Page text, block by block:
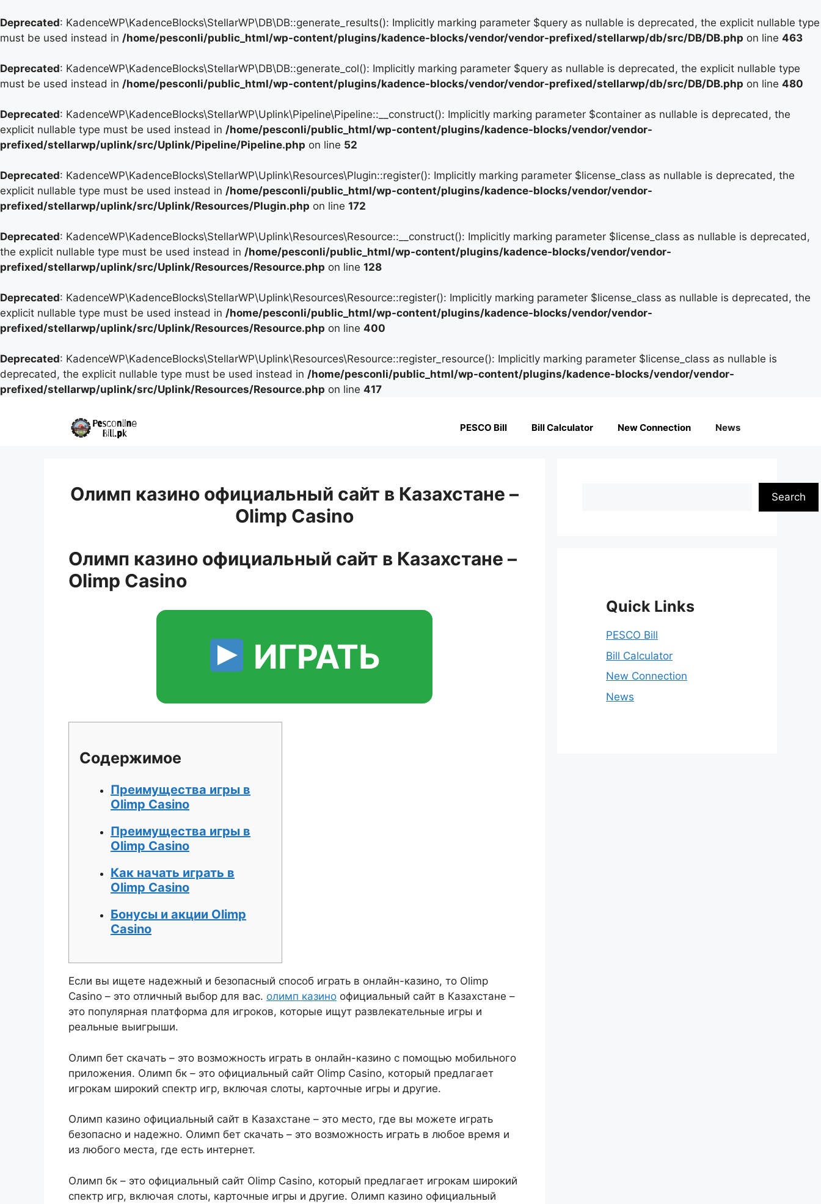
Deprecated: KadenceWP\KadenceBlocks\StellarWP\DB\DB::generate_results(): Implicitly marking parameter $query as nullable is deprecated, the explicit nullable type
must be used instead in /home/pesconli/public_html/wp-content/plugins/kadence-blocks/vendor/vendor-prefixed/stellarwp/db/src/DB/DB.php on line 463
Deprecated: KadenceWP\KadenceBlocks\StellarWP\DB\DB::generate_col(): Implicitly marking parameter $query as nullable is deprecated, the explicit nullable type
must be used instead in /home/pesconli/public_html/wp-content/plugins/kadence-blocks/vendor/vendor-prefixed/stellarwp/db/src/DB/DB.php on line 480
Deprecated: KadenceWP\KadenceBlocks\StellarWP\Uplink\Pipeline\Pipeline::__construct(): Implicitly marking parameter $container as nullable is deprecated, the
explicit nullable type must be used instead in /home/pesconli/public_html/wp-content/plugins/kadence-blocks/vendor/vendor-
prefixed/stellarwp/uplink/src/Uplink/Pipeline/Pipeline.php on line 52
Deprecated: KadenceWP\KadenceBlocks\StellarWP\Uplink\Resources\Plugin::register(): Implicitly marking parameter $license_class as nullable is deprecated, the
explicit nullable type must be used instead in /home/pesconli/public_html/wp-content/plugins/kadence-blocks/vendor/vendor-
prefixed/stellarwp/uplink/src/Uplink/Resources/Plugin.php on line 172
Deprecated: KadenceWP\KadenceBlocks\StellarWP\Uplink\Resources\Resource::__construct(): Implicitly marking parameter $license_class as nullable is deprecated,
the explicit nullable type must be used instead in /home/pesconli/public_html/wp-content/plugins/kadence-blocks/vendor/vendor-
prefixed/stellarwp/uplink/src/Uplink/Resources/Resource.php on line 128
Deprecated: KadenceWP\KadenceBlocks\StellarWP\Uplink\Resources\Resource::register(): Implicitly marking parameter $license_class as nullable is deprecated, the
explicit nullable type must be used instead in /home/pesconli/public_html/wp-content/plugins/kadence-blocks/vendor/vendor-
prefixed/stellarwp/uplink/src/Uplink/Resources/Resource.php on line 400
Deprecated: KadenceWP\KadenceBlocks\StellarWP\Uplink\Resources\Resource::register_resource(): Implicitly marking parameter $license_class as nullable is
deprecated, the explicit nullable type must be used instead in /home/pesconli/public_html/wp-content/plugins/kadence-blocks/vendor/vendor-
prefixed/stellarwp/uplink/src/Uplink/Resources/Resource.php on line 417
PESCO Bill Bill Calculator New Connection News
Олимп казино официальный сайт в Казахстане –
Olimp Casino
Олимп казино официальный сайт в Казахстане –
Olimp Casino
ИГРАТЬ
Содержимое
Преимущества игры в
Olimp Casino
Преимущества игры в
Olimp Casino
Как начать играть в
Olimp Casino
Бонусы и акции Olimp
Casino
Если вы ищете надежный и безопасный способ играть в онлайн-казино, то Olimp
Casino – это отличный выбор для вас. олимп казино официальный сайт в Казахстане –
это популярная платформа для игроков, которые ищут развлекательные игры и
реальные выигрыши.
Олимп бет скачать – это возможность играть в онлайн-казино с помощью мобильного
приложения. Олимп бк – это официальный сайт Olimp Casino, который предлагает
игрокам широкий спектр игр, включая слоты, карточные игры и другие.
Олимп казино официальный сайт в Казахстане – это место, где вы можете играть
безопасно и надежно. Олимп бет скачать – это возможность играть в любое время и
из любого места, где есть интернет.
Олимп бк – это официальный сайт Olimp Casino, который предлагает игрокам широкий
спектр игр, включая слоты, карточные игры и другие. Олимп казино официальный
Search
Quick Links
PESCO Bill
Bill Calculator
New Connection
News